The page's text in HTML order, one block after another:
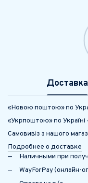
Доставка
«Новою поштою» по
«Укрпоштою» по Україні
Самовивіз з нашого
Подробнее о доставке
Наличными при
WayForPay (онлайн-